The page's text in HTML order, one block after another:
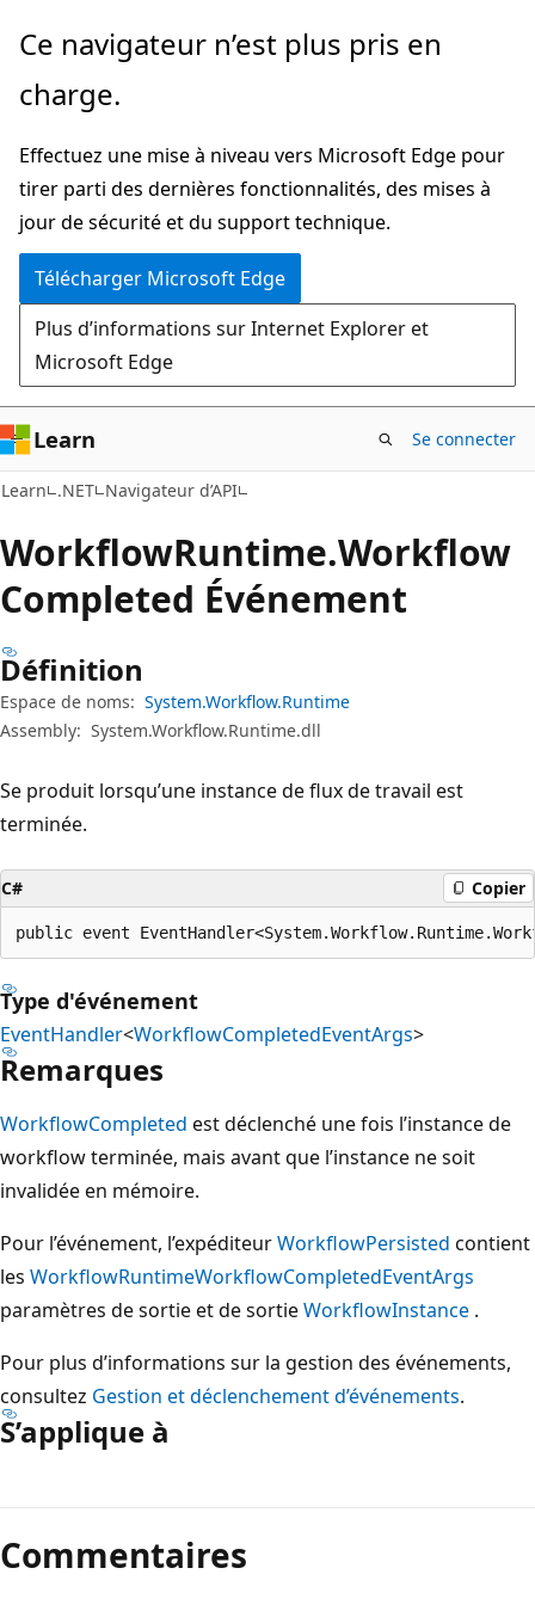
Passer
directement
au
principal
Passer
la
dans
la
page
Ce navigateur n’est plus pris en
charge.
Effectuez une mise à niveau vers Microsoft Edge pour
tirer parti des dernières fonctionnalités, des mises à
jour de sécurité et du support technique.
Télécharger Microsoft Edge
Plus d’informations sur Internet Explorer et
Microsoft Edge
Learn Se connecter
Learn .NET Navigateur d’API
WorkflowRuntime.Workflow
Completed Événement
Définition
Espace de noms: System.Workflow.Runtime
Assembly: System.Workflow.Runtime.dll
Se produit lorsqu’une instance de flux de travail est
terminée.
C# Copier
public event
Type d'événement
EventHandler<WorkflowCompletedEventArgs>
Remarques
WorkflowCompleted est déclenché une fois l’instance de
workflow terminée, mais avant que l’instance ne soit
invalidée en mémoire.
Pour l’événement, l’expéditeurWorkflowPersisted contient
les WorkflowRuntimeWorkflowCompletedEventArgs
paramètres de sortie et de sortieWorkflowInstance .
Pour plus d’informations sur la gestion des événements,
consultez Gestion et déclenchement d’événements.
S’applique à
lecture
désactivé
Commentaires